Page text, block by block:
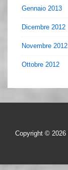
Gennaio 2013
Dicembre 2012
Novembre 2012
Ottobre 2012
Copyright © 2026